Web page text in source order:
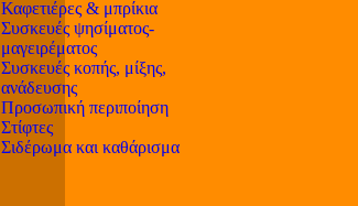
Καφετιέρες & μπρίκια
Συσκευές ψησίματος-
μαγειρέματος
Συσκευές κοπής, μίξης,
ανάδευσης
Προσωπική περιποίηση
Στίφτες
Σιδέρωμα και καθάρισμα